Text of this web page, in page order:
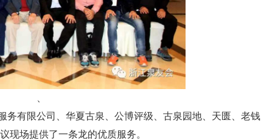
务有限公司、华夏古泉、公博评级、古泉园地、天匮、老钱
现场提供了一条龙的优质服务。